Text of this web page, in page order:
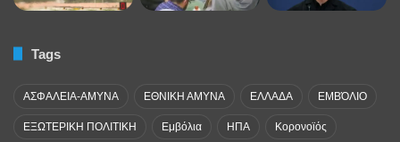
Tags
ΑΣΦΑΛΕΙΑ-ΑΜΥΝΑ ΕΘΝΙΚΗ ΑΜΥΝΑ ΕΛΛΑΔΑ ΕΜΒΌΛΙΟ
ΕΞΩΤΕΡΙΚΗ ΠΟΛΙΤΙΚΗ Εμβόλια ΗΠΑ Κορονοϊός